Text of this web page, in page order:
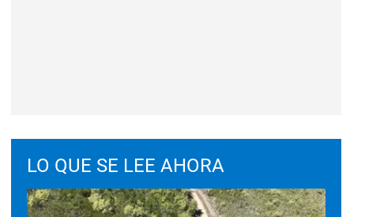
LO QUE SE LEE AHORA